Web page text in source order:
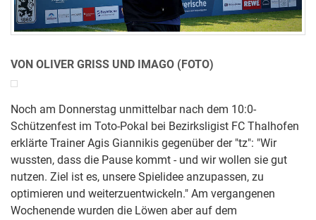
VON OLIVER GRISS UND IMAGO (FOTO)
Noch am Donnerstag unmittelbar nach dem 10:0-
Schützenfest im Toto-Pokal bei Bezirksligist FC Thalhofen
erklärte Trainer Agis Giannikis gegenüber der "tz": "Wir
wussten, dass die Pause kommt - und wir wollen sie gut
nutzen. Ziel ist es, unsere Spielidee anzupassen, zu
optimieren und weiterzuentwickeln." Am vergangenen
Wochenende wurden die Löwen aber auf dem